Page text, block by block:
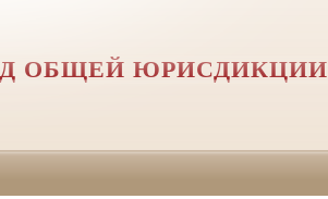
ОБЩЕЙ ЮРИСДИКЦИИ